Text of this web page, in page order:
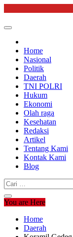
content
Home
Nasional
Politik
Daerah
TNI POLRI
Hukum
Ekonomi
Olah raga
Kesehatan
Redaksi
Artikel
Tentang Kami
Kontak Kami
Blog
Cari
untuk:
You are Here
Home
Daerah